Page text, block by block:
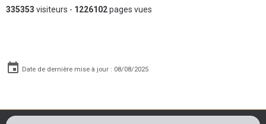
335353 visiteurs - 1226102pages vues
Date de dernière mise à jour : 08/08/2025